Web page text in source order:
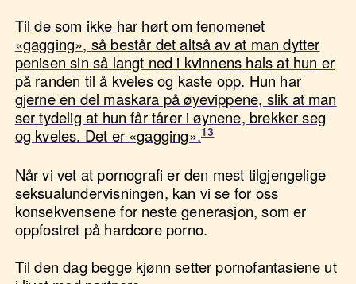
Til de som ikke har hørt om fenomenet
«gagging», så består det altså av at man dytter
penisen sin så langt ned i kvinnens hals at hun er
på randen til å kveles og kaste opp. Hun har
gjerne en del maskara på øyevippene, slik at man
ser tydelig at hun får tårer i øynene, brekker seg
og kveles. Det er «gagging».
Når vi vet at pornografi er den mest tilgjengelige
seksualundervisningen, kan vi se for oss
konsekvensene for neste generasjon, som er
oppfostret på hardcore porno.
Til den dag begge kjønn setter pornofantasiene ut